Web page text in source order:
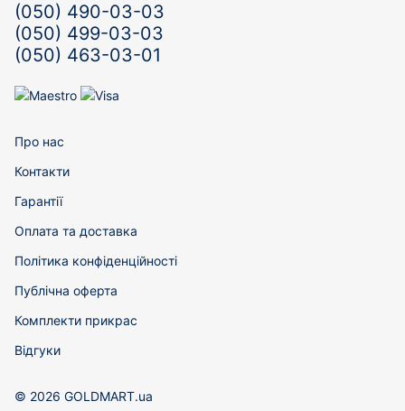
(050) 490-03-03
(050) 499-03-03
(050) 463-03-01
Про нас
Контакти
Гарантії
Оплата та доставка
Політика конфіденційності
Публічна оферта
Комплекти прикрас
Відгуки
© 2026 GOLDMART.ua